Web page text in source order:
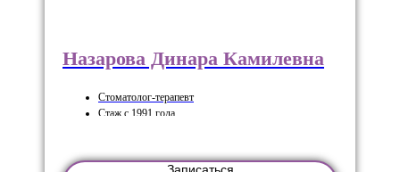
Назарова Динара Камилевна
Стоматолог-терапевт
Стаж с 1991 года